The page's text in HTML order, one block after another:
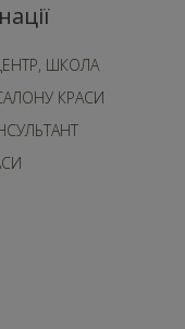
ШКОЛА
КРАСИ